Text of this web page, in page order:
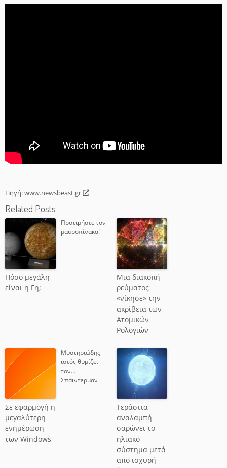
Πηγή:www.newsbeast.gr
Related Posts
Πόσο μεγάλη
είναι η Γη;
Προτιμήστε τον
μαυροπίνακα!
Μια διακοπή
ρεύματος
«νίκησε» την
ακρίβεια των
Ατομικών
Ρολογιών
Σε εφαρμογή η
μεγαλύτερη
ενημέρωση
των Windows
Μυστηριώδης
ιστός θυμίζει
τον…
Σπάιντερμαν
Τεράστια
αναλαμπή
σαρώνει το
ηλιακό
σύστημα μετά
από ισχυρή